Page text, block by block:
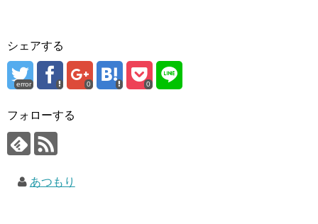
シェアする
error 0 0
フォローする
あつもり